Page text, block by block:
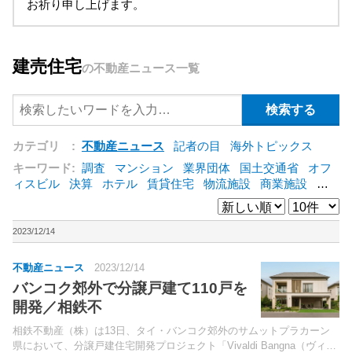
お祈り申し上げます。
建売住宅の不動産ニュース一覧
カテゴリ : 不動産ニュース 記者の目
海外トピックス
キーワード: 調査 マンション 業界団体 国土交通省
オフ
ィスビル
決算 ホテル 賃貸住宅 物流施設 商業施設
海
東急不動産 賃料
ア
野村不動産 ZEH [+]
2023/12/14
不動産ニュース 2023/12/14
バンコク郊外で分譲戸建て110戸を
開発／相鉄不
相鉄不動産（株）は13日、タイ・バンコク郊外のサムットプラカーン
県において、分譲戸建住宅開発プロジェクト「Vivaldi Bangna（ヴィバ